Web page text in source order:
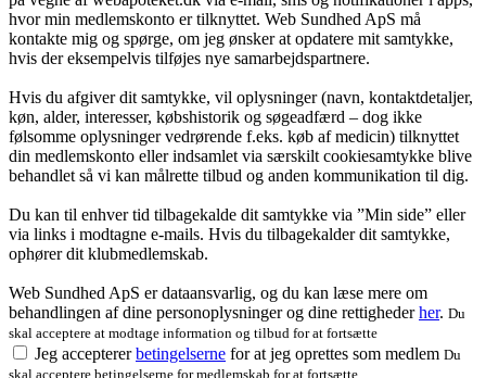
hvor min medlemskonto er tilknyttet. Web Sundhed ApS må
kontakte mig og spørge, om jeg ønsker at opdatere mit samtykke,
hvis der eksempelvis tilføjes nye samarbejdspartnere.
Hvis du afgiver dit samtykke, vil oplysninger (navn, kontaktdetaljer,
køn, alder, interesser, købshistorik og søgeadfærd – dog ikke
følsomme oplysninger vedrørende f.eks. køb af medicin) tilknyttet
din medlemskonto eller indsamlet via særskilt cookiesamtykke blive
behandlet så vi kan målrette tilbud og anden kommunikation til dig.
Du kan til enhver tid tilbagekalde dit samtykke via ”Min side” eller
via links i modtagne e-mails. Hvis du tilbagekalder dit samtykke,
ophører dit klubmedlemskab.
Web Sundhed ApS er dataansvarlig, og du kan læse mere om
behandlingen af dine personoplysninger og dine rettighederher. Du
skal acceptere at modtage information og tilbud for at fortsætte
Jeg acceptererbetingelserne for at jeg oprettes som medlem Du
skal acceptere betingelserne for medlemskab for at fortsætte